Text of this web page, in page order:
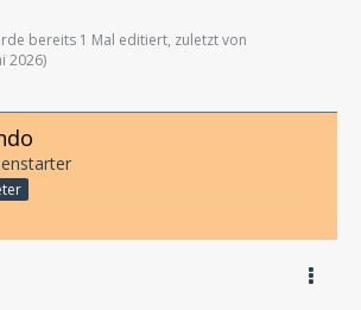
bereits 1 Mal editiert, zuletzt von
2026)